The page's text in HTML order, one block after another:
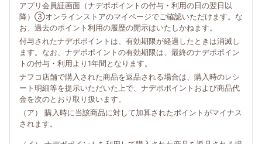
アプリ会員証画面（ナデポポイントの付与・利用の日の翌日以
降）③オンラインストアのマイページでご確認いただけます。な
お、過去のポイント利用の履歴の開示はいたしかねます。
付与されたナデポポイントは、有効期限が経過したときは消滅し
ます。なお、ナデポポイントの有効期限は、最終のナデポポイン
トの付与・利用より1年間となります。
ナフコ店舗で購入された商品を返品される場合は、購入時のレシ
ート明細等を提示いただいた上で、ナデポポイントおよび商品代
金を次のとおり取り扱います。
（ア） 購入時に当該商品に対して加算されたポイントがマイナス
されます。